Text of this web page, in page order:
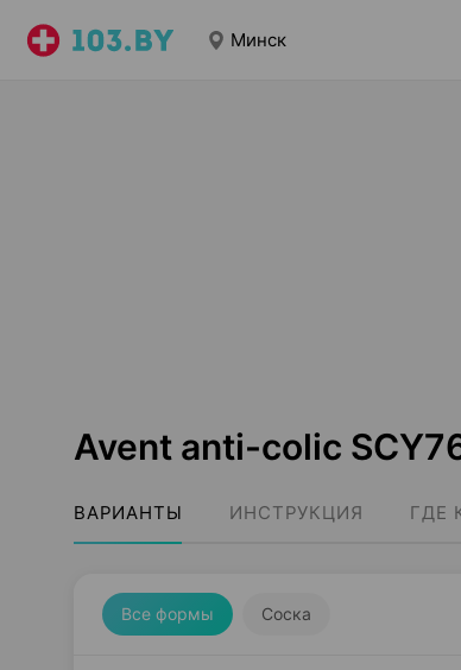
Минск
Avent anti-colic
ВАРИАНТЫ ИНСТРУКЦИЯ ГДЕ
Все формы Соска